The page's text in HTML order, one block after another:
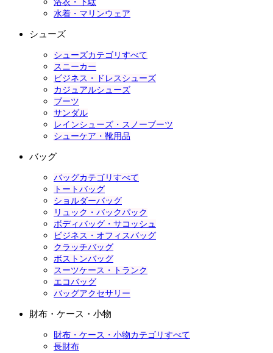
浴衣・下駄
水着・マリンウェア
シューズ
シューズカテゴリすべて
スニーカー
ビジネス・ドレスシューズ
カジュアルシューズ
ブーツ
サンダル
レインシューズ・スノーブーツ
シューケア・靴用品
バッグ
バッグカテゴリすべて
トートバッグ
ショルダーバッグ
リュック・バックパック
ボディバッグ・サコッシュ
ビジネス・オフィスバッグ
クラッチバッグ
ボストンバッグ
スーツケース・トランク
エコバッグ
バッグアクセサリー
財布・ケース・小物
財布・ケース・小物カテゴリすべて
長財布